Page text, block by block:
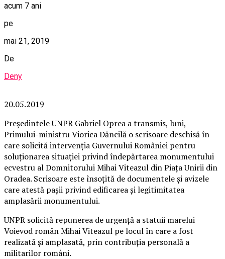
acum 7 ani
pe
mai 21, 2019
De
Deny
20.05.2019
Președintele UNPR Gabriel Oprea a transmis, luni,
Primului-ministru Viorica Dăncilă o scrisoare deschisă în
care solicită intervenția Guvernului României pentru
soluționarea situației privind îndepărtarea monumentului
ecvestru al Domnitorului Mihai Viteazul din Piața Unirii din
Oradea. Scrisoare este însoțită de documentele și avizele
care atestă pașii privind edificarea și legitimitatea
amplasării monumentului.
UNPR solicită repunerea de urgență a statuii marelui
Voievod român Mihai Viteazul pe locul în care a fost
realizată și amplasată, prin contribuția personală a
militarilor români.